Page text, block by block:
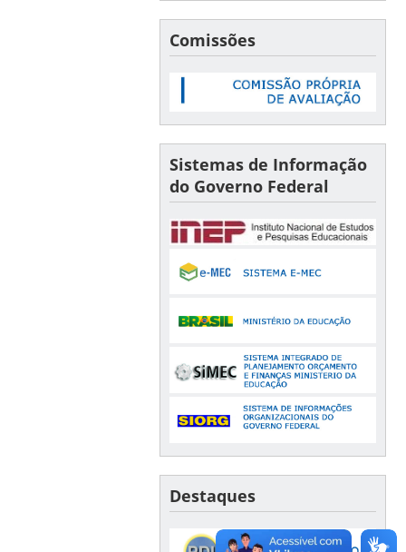
Comissões
Sistemas de Informação
do Governo Federal
Destaques